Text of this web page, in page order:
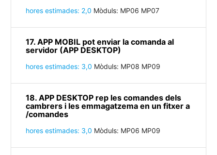
hores estimades: 2,0 Mòduls: MP06 MP07
17. APP MOBIL pot enviar la comanda al
servidor (APP DESKTOP)
hores estimades: 3,0 Mòduls: MP08 MP09
18. APP DESKTOP rep les comandes dels
cambrers i les emmagatzema en un fitxer a
/comandes
hores estimades: 3,0 Mòduls: MP06 MP09